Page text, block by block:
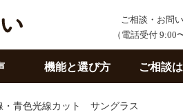
ご相談・お問
（電話受付 9:00
機能と選び方 ご相談
・青色光線カット サングラス